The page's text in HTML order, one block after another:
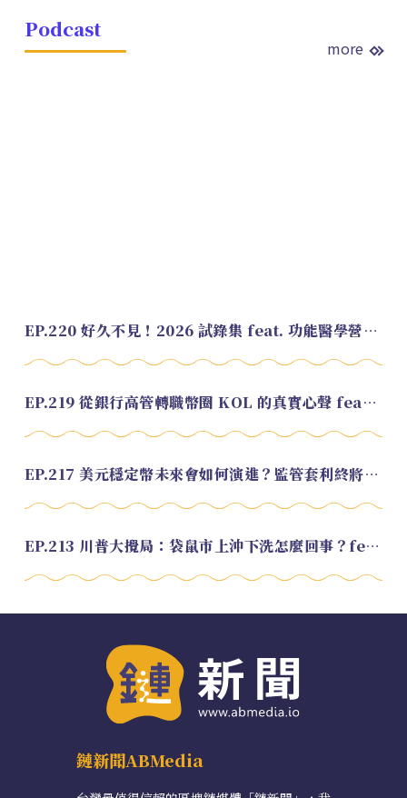
Podcast
more
EP.220 好久不見！2026 試錄集 feat. 功能醫學營養師 美寶
EP.219 從銀行高管轉職幣圈 KOL 的真實心聲 feat.龜大
EP.217 美元穩定幣未來會如何演進？監管套利終將收斂？feat. 研究員 余哲安
EP.213 川普大攪局：袋鼠市上沖下洗怎麼回事？feat. Alvin
鏈新聞ABMedia